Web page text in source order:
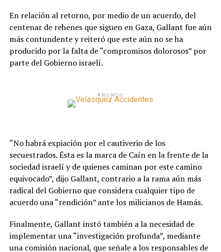
En relación al retorno, por medio de un acuerdo, del
centenar de rehenes que siguen en Gaza, Gallant fue aún
más contundente y reiteró que este aún no se ha
producido por la falta de “compromisos dolorosos” por
parte del Gobierno israelí.
ANUNCIO
“No habrá expiación por el cautiverio de los
secuestrados. Ésta es la marca de Caín en la frente de la
sociedad israelí y de quienes caminan por este camino
equivocado”, dijo Gallant, contrario a la rama aún más
radical del Gobierno que considera cualquier tipo de
acuerdo una “rendición” ante los milicianos de Hamás.
Finalmente, Gallant instó también a la necesidad de
implementar una “investigación profunda”, mediante
una comisión nacional, que señale a los responsables de